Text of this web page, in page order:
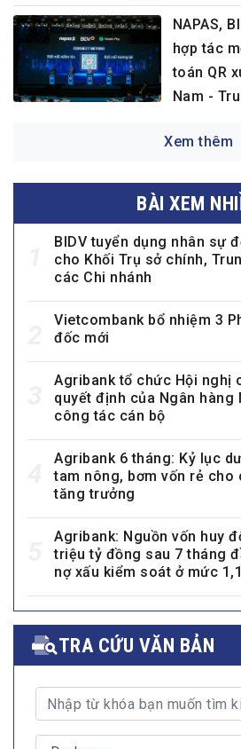
NAPAS,
hợp tác
toán QR
Nam -
Xem thêm
BÀI XEM
BIDV tuyển dụng nhân sự
cho Khối Trụ sở chính,
các Chi nhánh
Vietcombank bổ nhiệm 3
đốc mới
Agribank tổ chức Hội nghị
quyết định của Ngân hàng
công tác cán bộ
Agribank 6 tháng: Kỷ lục
tam nông, bơm vốn rẻ cho
tăng trưởng
Agribank: Nguồn vốn huy
triệu tỷ đồng sau 7 tháng
nợ xấu kiểm soát ở mức
TRA CỨU VĂN BẢN